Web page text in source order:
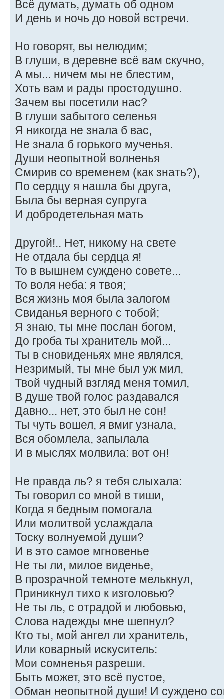
Всё думать, думать об одном
И день и ночь до новой встречи.
Но говорят, вы нелюдим;
В глуши, в деревне всё вам скучно,
А мы... ничем мы не блестим,
Хоть вам и рады простодушно.
Зачем вы посетили нас?
В глуши забытого селенья
Я никогда не знала б вас,
Не знала б горького мученья.
Души неопытной волненья
Смирив со временем (как знать?),
По сердцу я нашла бы друга,
Была бы верная супруга
И добродетельная мать
Другой!.. Нет, никому на свете
Не отдала бы сердца я!
То в вышнем суждено совете...
То воля неба: я твоя;
Вся жизнь моя была залогом
Свиданья верного с тобой;
Я знаю, ты мне послан богом,
До гроба ты хранитель мой...
Ты в сновиденьях мне являлся,
Незримый, ты мне был уж мил,
Твой чудный взгляд меня томил,
В душе твой голос раздавался
Давно... нет, это был не сон!
Ты чуть вошел, я вмиг узнала,
Вся обомлела, запылала
И в мыслях молвила: вот он!
Не правда ль? я тебя слыхала:
Ты говорил со мной в тиши,
Когда я бедным помогала
Или молитвой услаждала
Тоску волнуемой души?
И в это самое мгновенье
Не ты ли, милое виденье,
В прозрачной темноте мелькнул,
Приникнул тихо к изголовью?
Не ты ль, с отрадой и любовью,
Слова надежды мне шепнул?
Кто ты, мой ангел ли хранитель,
Или коварный искуситель:
Мои сомненья разреши.
Быть может, это всё пустое,
Обман неопытной души! И суждено